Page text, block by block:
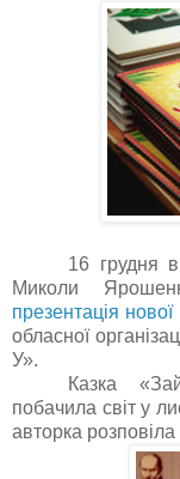
16 грудня
Миколи
презентація нової
обласної
У».
Казка
побачила світ у
авторка розповіла